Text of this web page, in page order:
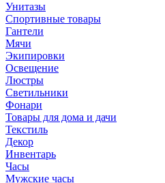
Унитазы
Спортивные товары
Гантели
Мячи
Экипировки
Освещение
Люстры
Светильники
Фонари
Товары для дома и дачи
Текстиль
Декор
Инвентарь
Часы
Мужские часы